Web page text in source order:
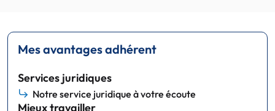
Mes avantages adhérent
Services juridiques
Notre service juridique à votre écoute
Mieux travailler